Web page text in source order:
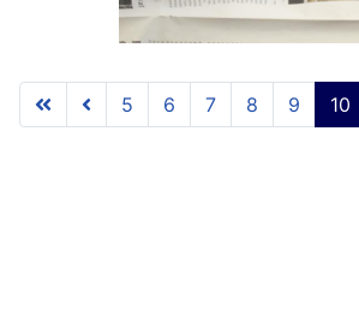
5 6 7 8 9 10